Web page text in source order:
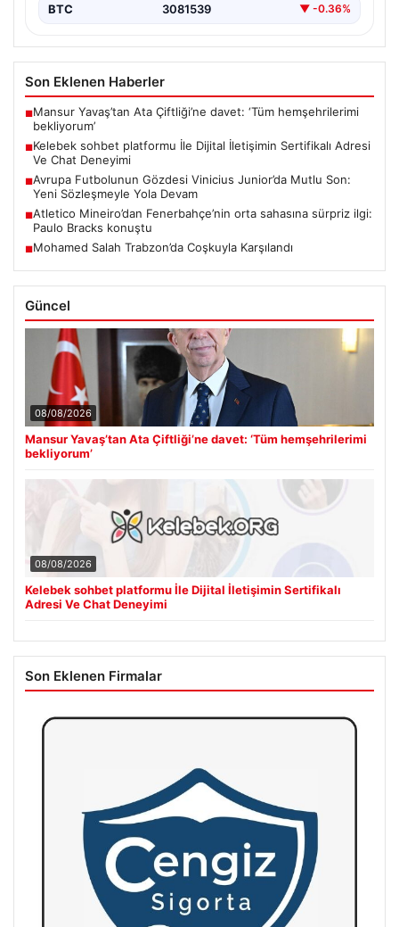
BTC 3081539 ▼ -0.36%
Son Eklenen Haberler
■Mansur Yavaş’tan Ata Çiftliği’ne davet: ‘Tüm hemşehrilerimi
bekliyorum’
■Kelebek sohbet platformu İle Dijital İletişimin Sertifikalı Adresi
Ve Chat Deneyimi
■Avrupa Futbolunun Gözdesi Vinicius Junior’da Mutlu Son:
Yeni Sözleşmeyle Yola Devam
■Atletico Mineiro’dan Fenerbahçe’nin orta sahasına sürpriz ilgi:
Paulo Bracks konuştu
■Mohamed Salah Trabzon’da Coşkuyla Karşılandı
Güncel
08/08/2026
Mansur Yavaş’tan Ata Çiftliği’ne davet: ‘Tüm hemşehrilerimi
bekliyorum’
08/08/2026
Kelebek sohbet platformu İle Dijital İletişimin Sertifikalı
Adresi Ve Chat Deneyimi
Son Eklenen Firmalar